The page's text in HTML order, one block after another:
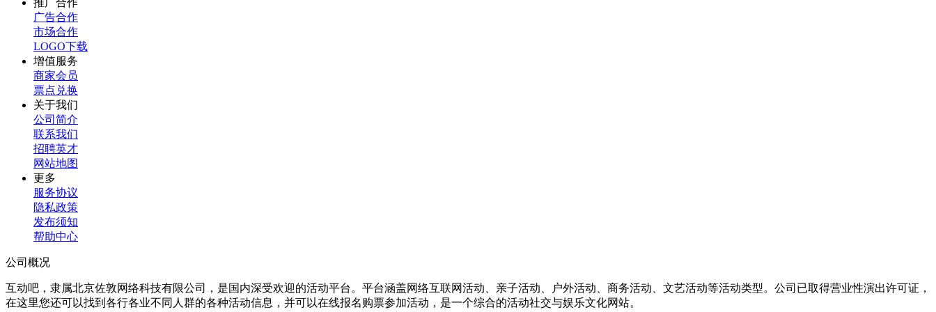
推广合作
广告合作
市场合作
LOGO下载
增值服务
商家会员
票点兑换
关于我们
公司简介
联系我们
招聘英才
网站地图
更多
服务协议
隐私政策
发布须知
帮助中心
公司概况
互动吧，隶属北京佐敦网络科技有限公司，是国内深受欢迎的活动平台。平台涵盖网络互联网活动、亲子活动、户外活动、商务活动、文艺活动等活动类型。公司已取得营业性演出许可证，
在这里您还可以找到各行各业不同人群的各种活动信息，并可以在线报名购票参加活动，是一个综合的活动社交与娱乐文化网站。